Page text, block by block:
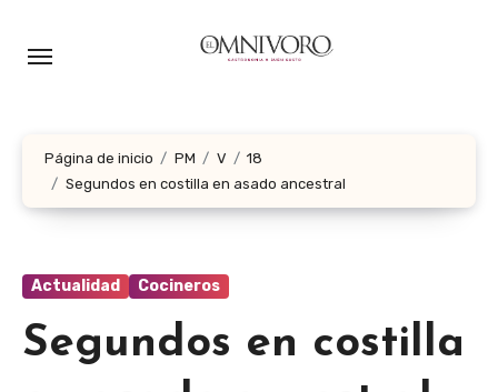
Página de inicio PM V
18
Segundos en costilla en asado ancestral
Actualidad Cocineros
Segundos en costilla